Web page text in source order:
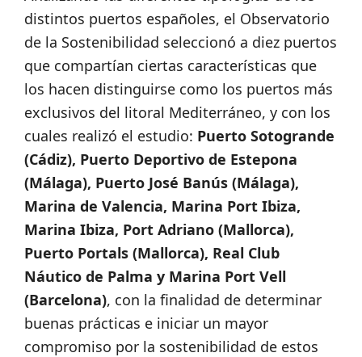
distintos puertos españoles, el Observatorio
de la Sostenibilidad seleccionó a diez puertos
que compartían ciertas características que
los hacen distinguirse como los puertos más
exclusivos del litoral Mediterráneo, y con los
cuales realizó el estudio: Puerto Sotogrande
(Cádiz), Puerto Deportivo de Estepona
(Málaga), Puerto José Banús (Málaga),
Marina de Valencia, Marina Port Ibiza,
Marina Ibiza, Port Adriano (Mallorca),
Puerto Portals (Mallorca), Real Club
Náutico de Palma y Marina Port Vell
(Barcelona), con la finalidad de determinar
buenas prácticas e iniciar un mayor
compromiso por la sostenibilidad de estos